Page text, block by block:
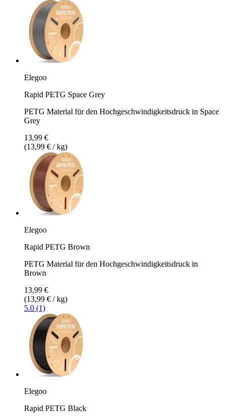
Elegoo
Rapid PETG Space Grey
PETG Material für den Hochgeschwindigkeitsdruck in Space
Grey
13,99 €
(13,99 € / kg)
Elegoo
Rapid PETG Brown
PETG Material für den Hochgeschwindigkeitsdruck in
Brown
13,99 €
(13,99 € / kg)
5.0 (1)
Elegoo
Rapid PETG Black